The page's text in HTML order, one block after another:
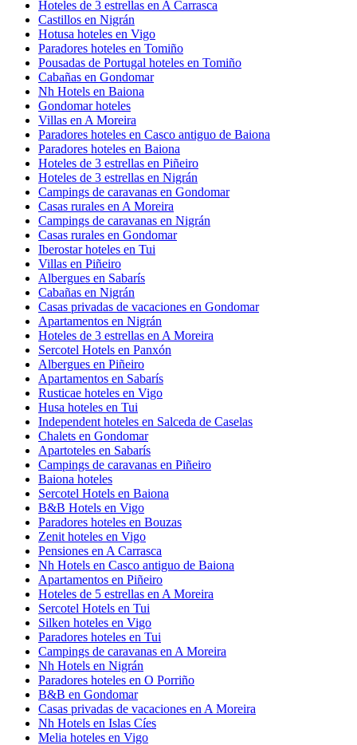
Hoteles de 3 estrellas en A Carrasca
Castillos en Nigrán
Hotusa hoteles en Vigo
Paradores hoteles en Tomiño
Pousadas de Portugal hoteles en Tomiño
Cabañas en Gondomar
Nh Hotels en Baiona
Gondomar hoteles
Villas en A Moreira
Paradores hoteles en Casco antiguo de Baiona
Paradores hoteles en Baiona
Hoteles de 3 estrellas en Piñeiro
Hoteles de 3 estrellas en Nigrán
Campings de caravanas en Gondomar
Casas rurales en A Moreira
Campings de caravanas en Nigrán
Casas rurales en Gondomar
Iberostar hoteles en Tui
Villas en Piñeiro
Albergues en Sabarís
Cabañas en Nigrán
Casas privadas de vacaciones en Gondomar
Apartamentos en Nigrán
Hoteles de 3 estrellas en A Moreira
Sercotel Hotels en Panxón
Albergues en Piñeiro
Apartamentos en Sabarís
Rusticae hoteles en Vigo
Husa hoteles en Tui
Independent hoteles en Salceda de Caselas
Chalets en Gondomar
Apartoteles en Sabarís
Campings de caravanas en Piñeiro
Baiona hoteles
Sercotel Hotels en Baiona
B&B Hotels en Vigo
Paradores hoteles en Bouzas
Zenit hoteles en Vigo
Pensiones en A Carrasca
Nh Hotels en Casco antiguo de Baiona
Apartamentos en Piñeiro
Hoteles de 5 estrellas en A Moreira
Sercotel Hotels en Tui
Silken hoteles en Vigo
Paradores hoteles en Tui
Campings de caravanas en A Moreira
Nh Hotels en Nigrán
Paradores hoteles en O Porriño
B&B en Gondomar
Casas privadas de vacaciones en A Moreira
Nh Hotels en Islas Cíes
Melia hoteles en Vigo